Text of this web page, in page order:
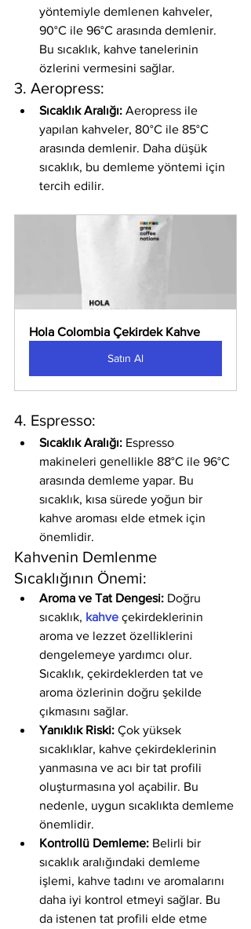
yöntemiyle demlenen kahveler,
90°C ile 96°C arasında demlenir.
Bu sıcaklık, kahve tanelerinin
özlerini vermesini sağlar.
3. Aeropress:
Sıcaklık Aralığı: Aeropress ile
yapılan kahveler, 80°C ile 85°C
arasında demlenir. Daha düşük
sıcaklık, bu demleme yöntemi için
tercih edilir.
Hola Colombia Çekirdek Kahve
Satın Al
4. Espresso:
Sıcaklık Aralığı: Espresso
makineleri genellikle 88°C ile 96°C
arasında demleme yapar. Bu
sıcaklık, kısa sürede yoğun bir
kahve aroması elde etmek için
önemlidir.
Kahvenin Demlenme
Sıcaklığının Önemi:
Aroma ve Tat Dengesi: Doğru
sıcaklık, kahve çekirdeklerinin
aroma ve lezzet özelliklerini
dengelemeye yardımcı olur.
Sıcaklık, çekirdeklerden tat ve
aroma özlerinin doğru şekilde
çıkmasını sağlar.
Yanıklık Riski: Çok yüksek
sıcaklıklar, kahve çekirdeklerinin
yanmasına ve acı bir tat profili
oluşturmasına yol açabilir. Bu
nedenle, uygun sıcaklıkta demleme
önemlidir.
Kontrollü Demleme: Belirli bir
sıcaklık aralığındaki demleme
işlemi, kahve tadını ve aromalarını
daha iyi kontrol etmeyi sağlar. Bu
da istenen tat profili elde etme